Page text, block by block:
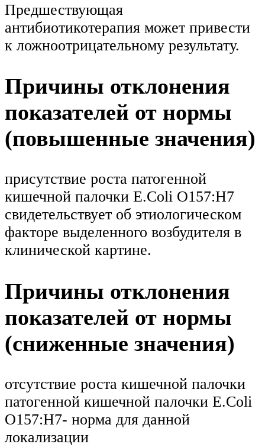
Предшествующая
антибиотикотерапия может привести
к ложноотрицательному результату.
Причины отклонения
показателей от нормы
(повышенные значения)
присутствие роста патогенной
кишечной палочки E.Coli O157:H7
свидетельствует об этиологическом
факторе выделенного возбудителя в
клинической картине.
Причины отклонения
показателей от нормы
(сниженные значения)
отсутствие роста кишечной палочки
патогенной кишечной палочки E.Coli
O157:H7- норма для данной
локализации